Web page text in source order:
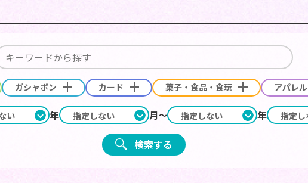
ガシャポン カード 菓子・食品・食玩 アパレル
年 月 年
検索する